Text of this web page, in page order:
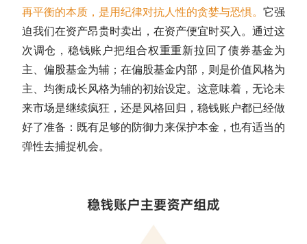
再平衡的本质，是用纪律对抗人性的贪婪与恐惧。 它强
迫我们在资产昂贵时卖出，在资产便宜时买入。通过这
次调仓，稳钱账户把组合权重重新拉回了债券基金为
主、偏股基金为辅；在偏股基金内部，则是价值风格为
主、均衡成长风格为辅的初始设定。这意味着，无论未
来市场是继续疯狂，还是风格回归，稳钱账户都已经做
好了准备：既有足够的防御力来保护本金，也有适当的
弹性去捕捉机会。